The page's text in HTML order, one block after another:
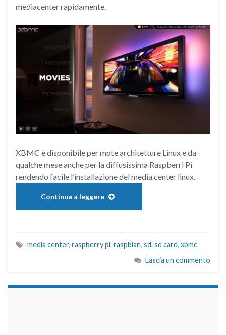
mediacenter rapidamente.
XBMC è disponibile per mote architetture Linux e da
qualche mese anche per la diffusissima Raspberri Pi
rendendo facile l’installazione del media center linux.
Continua a leggere
media center, raspberry pi, raspbian, sd, sd card, xbmc
Lascia un commento